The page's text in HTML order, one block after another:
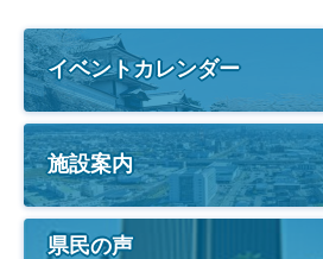
イベントカレンダー
施設案内
県民の声